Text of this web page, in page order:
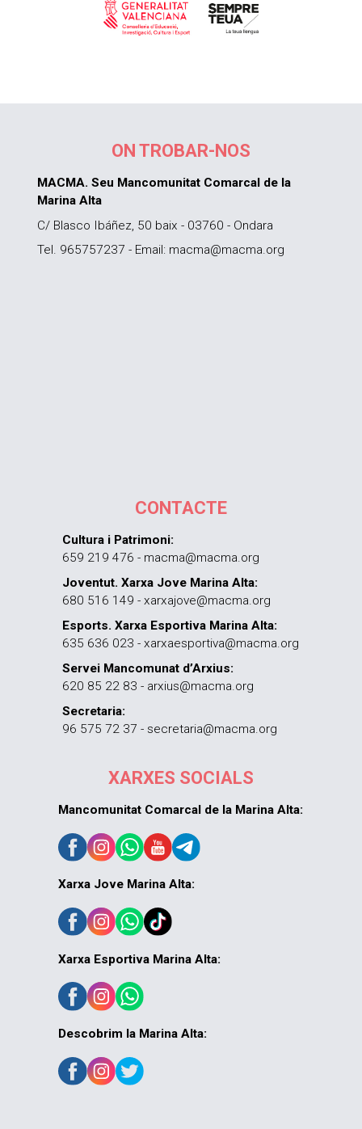
ON TROBAR-NOS
MACMA. Seu Mancomunitat Comarcal de la
Marina Alta
C/ Blasco Ibáñez, 50 baix - 03760 - Ondara
Tel. 965757237 - Email: macma@macma.org
CONTACTE
Cultura i Patrimoni:
659 219 476 - macma@macma.org
Joventut. Xarxa Jove Marina Alta:
680 516 149 - xarxajove@macma.org
Esports. Xarxa Esportiva Marina Alta:
635 636 023 - xarxaesportiva@macma.org
Servei Mancomunat d’Arxius:
620 85 22 83 - arxius@macma.org
Secretaria:
96 575 72 37 - secretaria@macma.org
XARXES SOCIALS
Mancomunitat Comarcal de la Marina Alta:
Xarxa Jove Marina Alta:
Xarxa Esportiva Marina Alta:
Descobrim la Marina Alta: